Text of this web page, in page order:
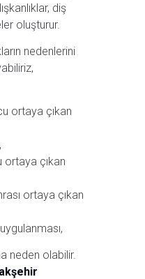
diş
oluşturur.
nedenlerini
ortaya çıkan
ortaya çıkan
ortaya çıkan
neden olabilir.